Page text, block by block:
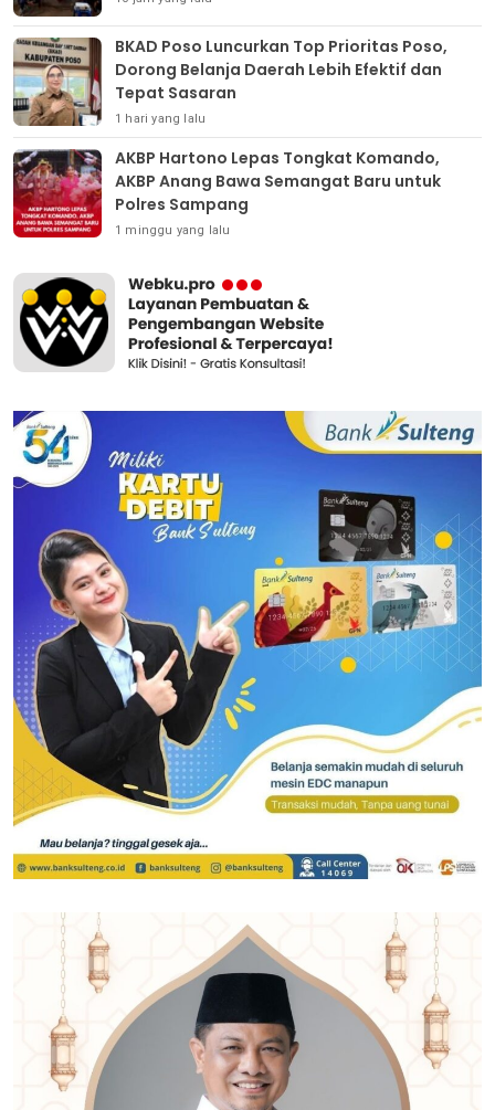
BKAD Poso Luncurkan Top Prioritas Poso,
Dorong Belanja Daerah Lebih Efektif dan
Tepat Sasaran
1 hari yang lalu
AKBP Hartono Lepas Tongkat Komando,
AKBP Anang Bawa Semangat Baru untuk
Polres Sampang
1 minggu yang lalu